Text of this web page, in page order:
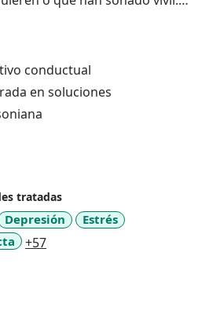
terapia sistémetica
ansiedad, estrés
y fobias, TOC.
conductual
en soluciones
tratadas
Depresión
Estrés
+57a11y_sr_more_diseases